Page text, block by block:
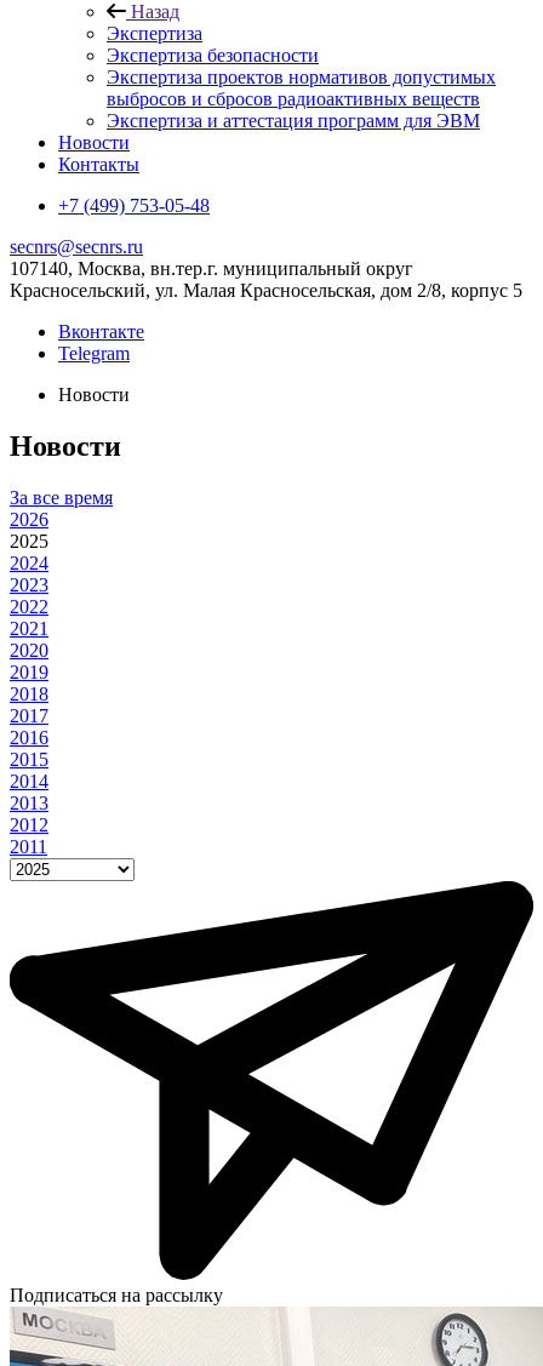
Назад
Экспертиза
Экспертиза безопасности
Экспертиза проектов нормативов допустимых
выбросов и сбросов радиоактивных веществ
Экспертиза и аттестация программ для ЭВМ
Новости
Контакты
+7 (499) 753-05-48
secnrs@secnrs.ru
107140, Москва, вн.тер.г. муниципальный округ
Красносельский, ул. Малая Красносельская, дом 2/8, корпус 5
Вконтакте
Telegram
Новости
Новости
За все время
2026
2025
2024
2023
2022
2021
2020
2019
2018
2017
2016
2015
2014
2013
2012
2011
Подписаться на рассылку